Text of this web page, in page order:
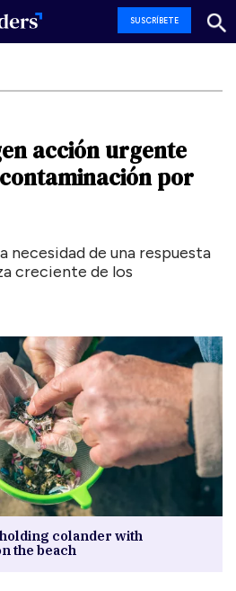
SUSCRÍBETE
acción urgente
contaminación por
necesidad de una respuesta
creciente de los
colander with
the beach